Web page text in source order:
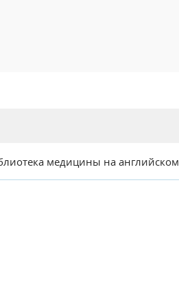
медицины на английском